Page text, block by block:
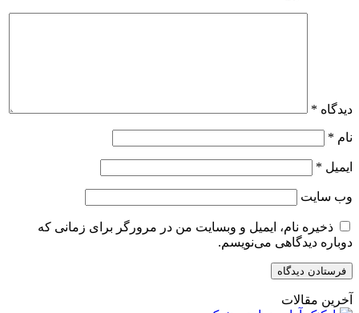
دیدگاه *
نام *
ایمیل *
وب‌ سایت
ذخیره نام، ایمیل و وبسایت من در مرورگر برای زمانی که
دوباره دیدگاهی می‌نویسم.
آخرین مقالات